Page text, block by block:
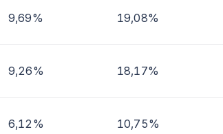
9,69% 19,08%
9,26% 18,17%
6,12% 10,75%